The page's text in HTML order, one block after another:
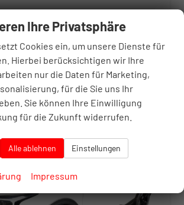
Details
5,50 l/100km
125,00 g/km
Ihre Privatsphäre
Cookies ein, um unsere Dienste für
Hierbei berücksichtigen wir Ihre
nur die Daten für Marketing,
für die Sie uns Ihr
Sie können Ihre Einwilligung
für die Zukunft widerrufen.
Alle ablehnen Einstellungen
Impressum